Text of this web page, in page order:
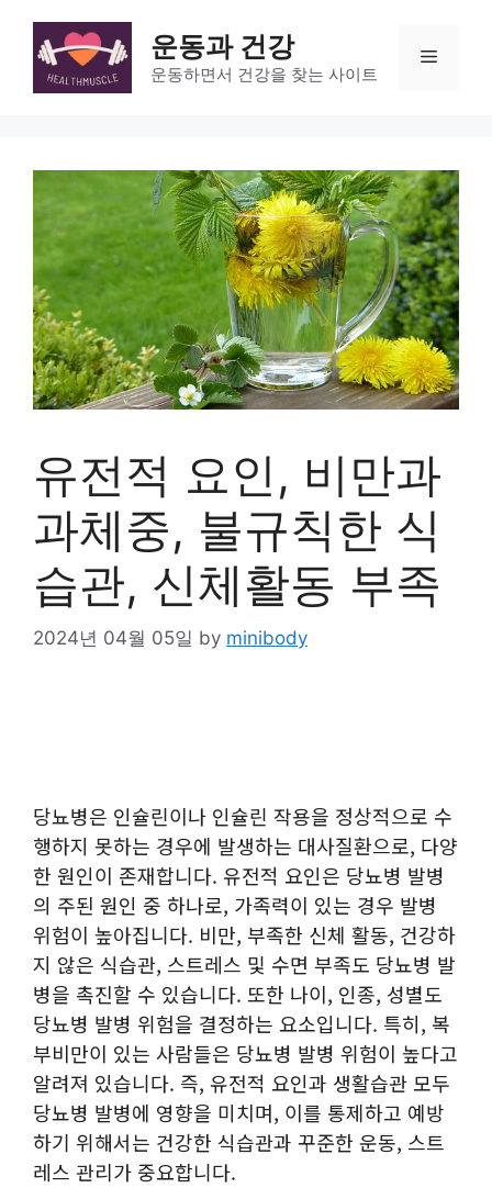
content
운동과 건강
운동하면서 건강을 찾는 사이트
Menu
유전적 요인, 비만과
과체중, 불규칙한 식
습관, 신체활동 부족
2024년 04월 05일 by minibody
당뇨병은 인슐린이나 인슐린 작용을 정상적으로 수
행하지 못하는 경우에 발생하는 대사질환으로, 다양
한 원인이 존재합니다. 유전적 요인은 당뇨병 발병
의 주된 원인 중 하나로, 가족력이 있는 경우 발병
위험이 높아집니다. 비만, 부족한 신체 활동, 건강하
지 않은 식습관, 스트레스 및 수면 부족도 당뇨병 발
병을 촉진할 수 있습니다. 또한 나이, 인종, 성별도
당뇨병 발병 위험을 결정하는 요소입니다. 특히, 복
부비만이 있는 사람들은 당뇨병 발병 위험이 높다고
알려져 있습니다. 즉, 유전적 요인과 생활습관 모두
당뇨병 발병에 영향을 미치며, 이를 통제하고 예방
하기 위해서는 건강한 식습관과 꾸준한 운동, 스트
레스 관리가 중요합니다.